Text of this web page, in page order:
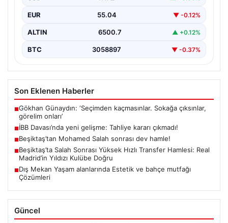
EUR 55.04 ▼ -0.12%
ALTIN 6500.7 ▲ +0.12%
BTC 3058897 ▼ -0.37%
Son Eklenen Haberler
■Gökhan Günaydın: ‘Seçimden kaçmasınlar. Sokağa çıksınlar,
görelim onları’
■İBB Davası’nda yeni gelişme: Tahliye kararı çıkmadı!
■Beşiktaş’tan Mohamed Salah sonrası dev hamle!
■Beşiktaş’ta Salah Sonrası Yüksek Hızlı Transfer Hamlesi: Real
Madrid’in Yıldızı Kulübe Doğru
■Dış Mekan Yaşam alanlarında Estetik ve bahçe mutfağı
Çözümleri
Güncel